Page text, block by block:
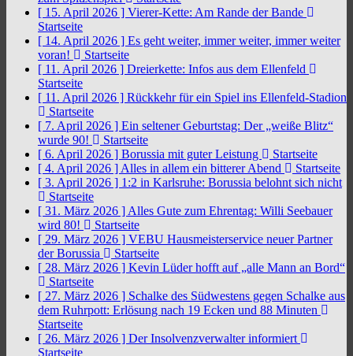
[ 15. April 2026 ] Vierer-Kette: Am Rande der Bande
Startseite
[ 14. April 2026 ] Es geht weiter, immer weiter, immer weiter
voran!
Startseite
[ 11. April 2026 ] Dreierkette: Infos aus dem Ellenfeld
Startseite
[ 11. April 2026 ] Rückkehr für ein Spiel ins Ellenfeld-Stadion
Startseite
[ 7. April 2026 ] Ein seltener Geburtstag: Der „weiße Blitz“
wurde 90!
Startseite
[ 6. April 2026 ] Borussia mit guter Leistung
Startseite
[ 4. April 2026 ] Alles in allem ein bitterer Abend
Startseite
[ 3. April 2026 ] 1:2 in Karlsruhe: Borussia belohnt sich nicht
Startseite
[ 31. März 2026 ] Alles Gute zum Ehrentag: Willi Seebauer
wird 80!
Startseite
[ 29. März 2026 ] VEBU Hausmeisterservice neuer Partner
der Borussia
Startseite
[ 28. März 2026 ] Kevin Lüder hofft auf „alle Mann an Bord“
Startseite
[ 27. März 2026 ] Schalke des Südwestens gegen Schalke aus
dem Ruhrpott: Erlösung nach 19 Ecken und 88 Minuten
Startseite
[ 26. März 2026 ] Der Insolvenzverwalter informiert
Startseite